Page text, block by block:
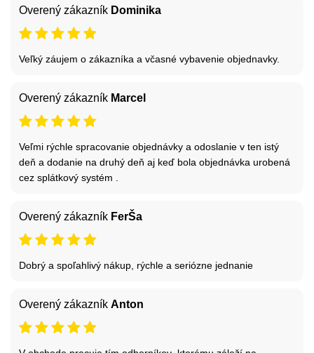
Overený zákazník Dominika
Veľký záujem o zákazníka a včasné vybavenie objednavky.
Overený zákazník Marcel
Veľmi rýchle spracovanie objednávky a odoslanie v ten istý
deň a dodanie na druhý deň aj keď bola objednávka urobená
cez splátkový systém .
Overený zákazník FerŠa
Dobrý a spoľahlivý nákup, rýchle a seriózne jednanie
Overený zákazník Anton